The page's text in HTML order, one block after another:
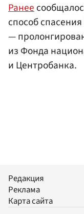
Ранее
способ
—
из Фонда
и Центробанка.
Редакция
Реклама
Карта сайта